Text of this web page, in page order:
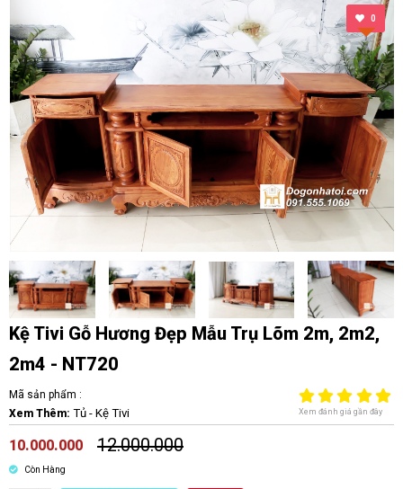
0
Kệ Tivi Gỗ Hương Đẹp Mẫu Trụ Lõm 2m, 2m2,
2m4 - NT720
Mã sản phẩm :
Xem Thêm: Tủ - Kệ Tivi Xem đánh giá gần đây
10.000.000 12.000.000
Còn Hàng